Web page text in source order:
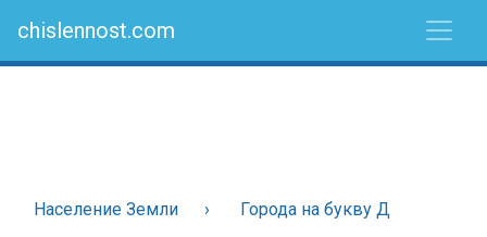
chislennost.com
Население Земли Города на букву Д